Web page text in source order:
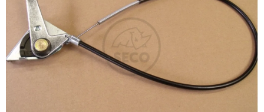
hvězdiček.